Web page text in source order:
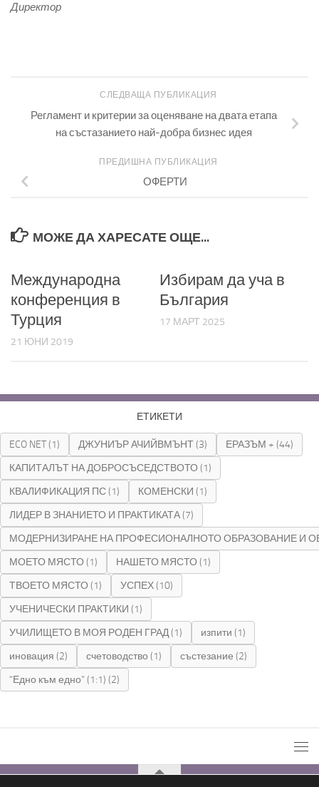
Директор
СЛЕДВАЩА ПУБЛИКАЦИЯ
Регламент и критерии за оценяване на двата етапа
на състазанието най-добра бизнес идея
ПРЕДИШНА ПУБЛИКАЦИЯ
ОФЕРТИ
МОЖЕ ДА ХАРЕСАТЕ ОЩЕ...
Международна
конференция в
Турция
21 ЮНИ 2019
Избирам да уча в
България
17 МАРТ 2025
ЕТИКЕТИ
ECO NET(1) ДЖУНИЪР АЧИЙВМЪНТ(3) ЕРАЗЪМ + (44)
КАПИТАЛЪТ НА ДОБРОСЪСЕДСТВОТО (1)
КВАЛИФИКАЦИЯ ПС(1) КОМЕНСКИ (1)
ЛИДЕР В ЗНАНИЕТО И ПРАКТИКАТА(7)
МОДЕРНИЗИРАНЕ НА ПРОФЕСИОНАЛНОТО ОБРАЗОВАНИЕ И
МОЕТО МЯСТО (1) НАШЕТО МЯСТО (1)
ТВОЕТО МЯСТО (1) УСПЕХ(10)
УЧЕНИЧЕСКИ ПРАКТИКИ (1)
УЧИЛИЩЕТО В МОЯ РОДЕН ГРАД(1) изпити (1)
иновация (2) счетоводство (1) състезание (2)
“Едно към едно” (1:1) (2)